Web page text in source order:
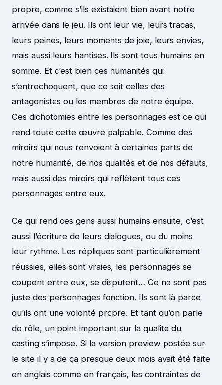
propre, comme s’ils existaient bien avant notre
arrivée dans le jeu. Ils ont leur vie, leurs tracas,
leurs peines, leurs moments de joie, leurs envies,
mais aussi leurs hantises. Ils sont tous humains en
somme. Et c’est bien ces humanités qui
s’entrechoquent, que ce soit celles des
antagonistes ou les membres de notre équipe.
Ces dichotomies entre les personnages est ce qui
rend toute cette œuvre palpable. Comme des
miroirs qui nous renvoient à certaines parts de
notre humanité, de nos qualités et de nos défauts,
mais aussi des miroirs qui reflètent tous ces
personnages entre eux.
Ce qui rend ces gens aussi humains ensuite, c’est
aussi l’écriture de leurs dialogues, ou du moins
leur rythme. Les répliques sont particulièrement
réussies, elles sont vraies, les personnages se
coupent entre eux, se disputent… Ce ne sont pas
juste des personnages fonction. Ils sont là parce
qu’ils ont une volonté propre. Et tant qu’on parle
de rôle, un point important sur la qualité du
casting s’impose. Si la version preview postée sur
le site il y a de ça presque deux mois avait été faite
en anglais comme en français, les contraintes de